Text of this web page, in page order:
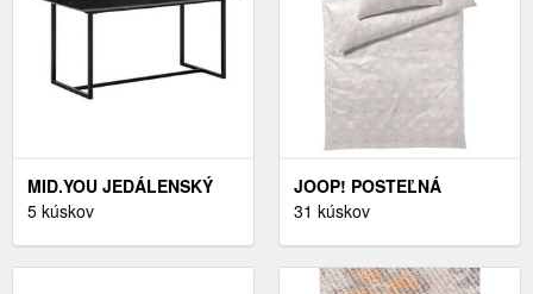
MID.YOU JEDÁLENSKÝ
STÔL, ČIERNA, 180/76/90
5 kúskov
JOOP! POSTEĽNÁ
BIELIZEŇ, MAKOSATÉN,
31 kúskov